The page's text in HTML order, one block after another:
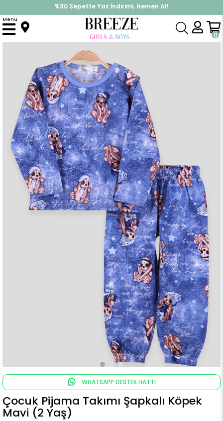
%30 Sepette Yaz İndirimi, Hemen Al!
İndirimlere ek %10 İndirimi Kap, Hemen Üye Ol!
0
Menu
Anasayfa Pijama & İç Giyim KIZ Pijama Takımları
WHATSAPP DESTEK HATTI
Çocuk Pijama Takımı Şapkalı Köpek
Mavi (2 Yaş)